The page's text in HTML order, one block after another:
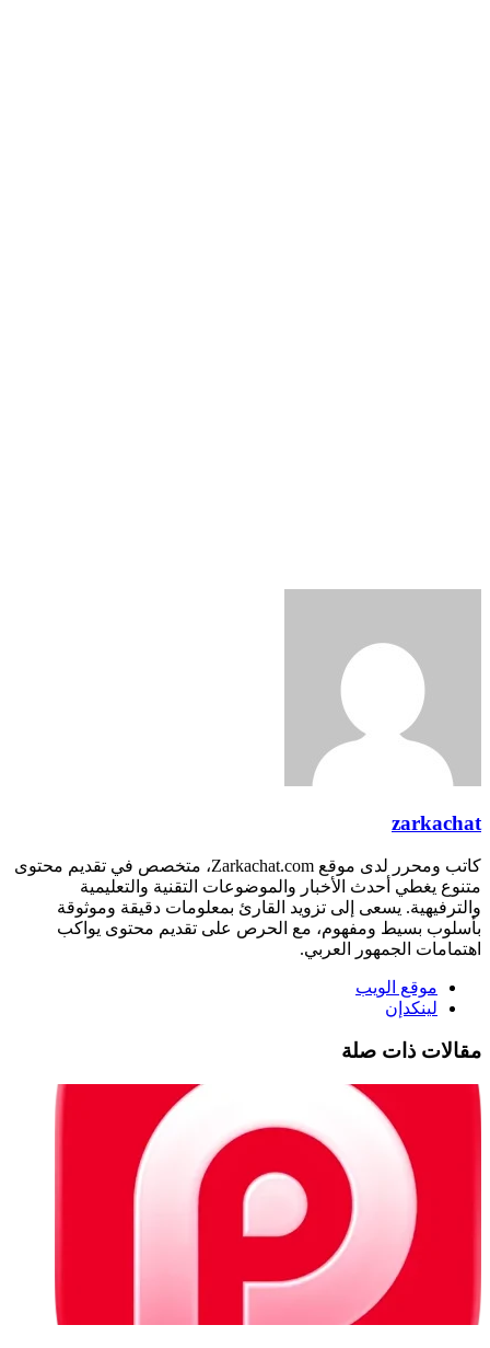
zarkachat
كاتب ومحرر لدى موقع Zarkachat.com، متخصص في تقديم محتوى
متنوع يغطي أحدث الأخبار والموضوعات التقنية والتعليمية
والترفيهية. يسعى إلى تزويد القارئ بمعلومات دقيقة وموثوقة
بأسلوب بسيط ومفهوم، مع الحرص على تقديم محتوى يواكب
اهتمامات الجمهور العربي.
موقع الويب
لينكدإن
مقالات ذات صلة